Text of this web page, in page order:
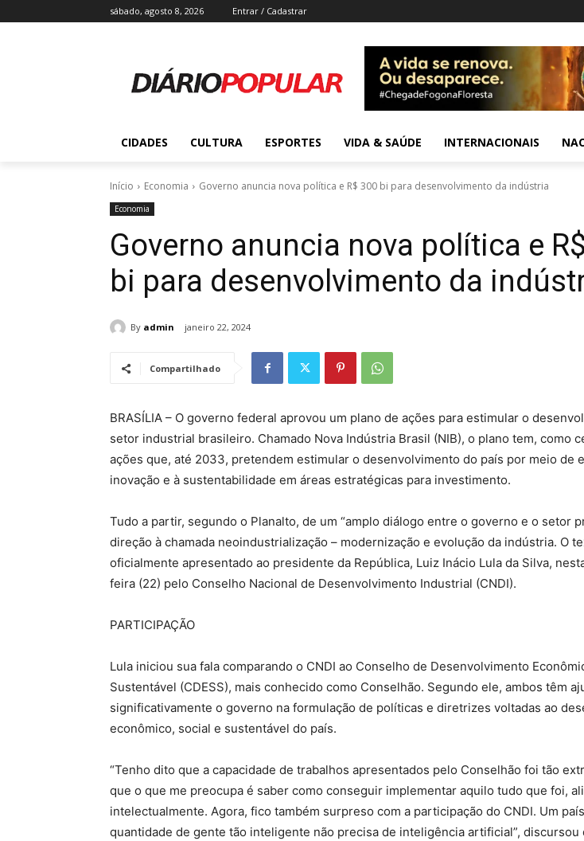
sábado, agosto 8, 2026 Entrar / Cadastrar
CIDADES CULTURA ESPORTES VIDA & SAÚDE INTERNACIONAIS
Início Economia Governo anuncia nova política e R$ 300 bi para desenvolvimento da indústria
Economia
Governo anuncia nova política e
bi para desenvolvimento da
By admin janeiro 22, 2024
Compartilhado
BRASÍLIA – O governo federal aprovou um plano de ações para estimular o
setor industrial brasileiro. Chamado Nova Indústria Brasil (NIB), o plano tem, como
ações que, até 2033, pretendem estimular o desenvolvimento do país por meio de
inovação e à sustentabilidade em áreas estratégicas para investimento.
Tudo a partir, segundo o Planalto, de um “amplo diálogo entre o governo e o setor
direção à chamada neoindustrialização – modernização e evolução da indústria. O
oficialmente apresentado ao presidente da República, Luiz Inácio Lula da Silva,
feira (22) pelo Conselho Nacional de Desenvolvimento Industrial (CNDI).
PARTICIPAÇÃO
Lula iniciou sua fala comparando o CNDI ao Conselho de Desenvolvimento
Sustentável (CDESS), mais conhecido como Conselhão. Segundo ele, ambos têm
significativamente o governo na formulação de políticas e diretrizes voltadas ao
econômico, social e sustentável do país.
“Tenho dito que a capacidade de trabalhos apresentados pelo Conselhão foi tão
que o que me preocupa é saber como conseguir implementar aquilo tudo que foi,
intelectualmente. Agora, fico também surpreso com a participação do CNDI. Um
quantidade de gente tão inteligente não precisa de inteligência artificial”, discursou